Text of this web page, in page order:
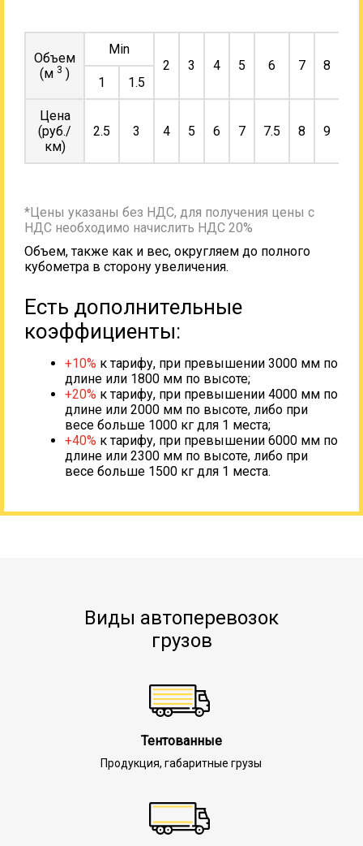
Объем
(м 3 )
Min
2
3 4 5 6 7 8
1
1.5
Цена
(руб./
км)
2.5 3 4 5 6 7 7.5 8 9
*Цены указаны без НДС, для получения цены с
НДС необходимо начислить НДС 20%
Объем, также как и вес, округляем до полного
кубометра в сторону увеличения.
Есть дополнительные
коэффициенты:
+10% к тарифу, при превышении 3000 мм по
длине или 1800 мм по высоте;
+20% к тарифу, при превышении 4000 мм по
длине или 2000 мм по высоте, либо при
весе больше 1000 кг для 1 места;
+40% к тарифу, при превышении 6000 мм по
длине или 2300 мм по высоте, либо при
весе больше 1500 кг для 1 места.
Виды автоперевозок
грузов
Тентованные
Продукция, габаритные грузы